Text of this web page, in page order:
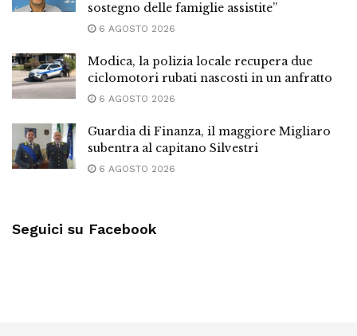
sostegno delle famiglie assistite”
6 AGOSTO 2026
Modica, la polizia locale recupera due
ciclomotori rubati nascosti in un anfratto
6 AGOSTO 2026
Guardia di Finanza, il maggiore Migliaro
subentra al capitano Silvestri
6 AGOSTO 2026
Seguici su Facebook